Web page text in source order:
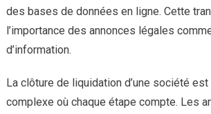
des bases de données en ligne. Cette
l’importance des annonces légales
d’information.
La clôture de liquidation d’une société
complexe où chaque étape compte. Les